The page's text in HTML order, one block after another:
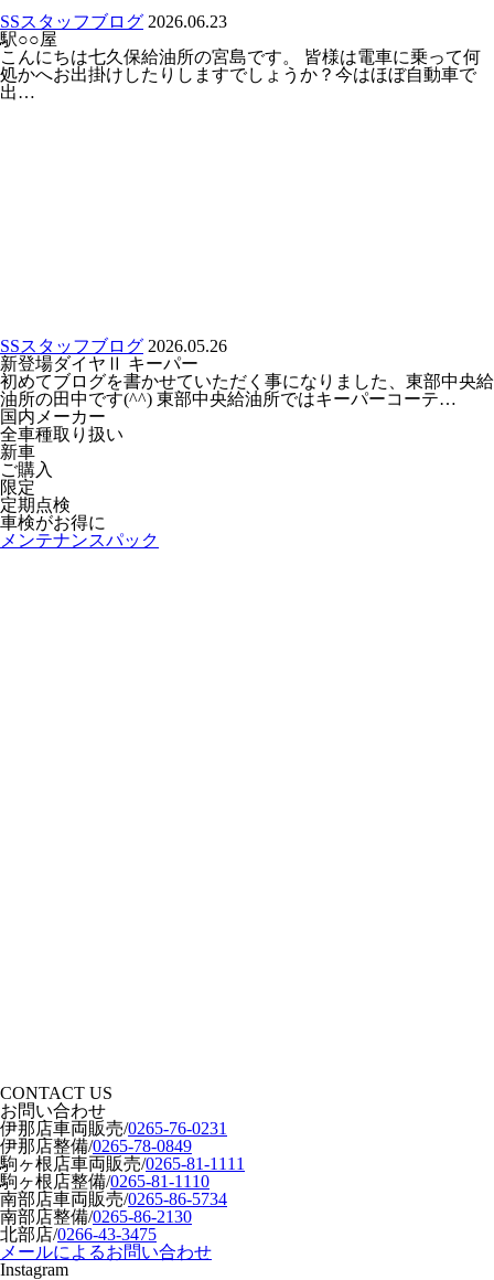
SSスタッフブログ 2026.06.23
駅○○屋
こんにちは七久保給油所の宮島です。 皆様は電車に乗って何
処かへお出掛けしたりしますでしょうか？今はほぼ自動車で
出…
SSスタッフブログ 2026.05.26
新登場ダイヤⅡ キーパー
初めてブログを書かせていただく事になりました、東部中央給
油所の田中です(^^) 東部中央給油所ではキーパーコーテ…
国内メーカー
全車種取り扱い
新車
ご購入
限定
定期点検
車検がお得に
メンテナンスパック
CONTACT US
お問い合わせ
伊那店車両販売/0265-76-0231
伊那店整備/0265-78-0849
駒ヶ根店車両販売/0265-81-1111
駒ヶ根店整備/0265-81-1110
南部店車両販売/0265-86-5734
南部店整備/0265-86-2130
北部店/0266-43-3475
メールによるお問い合わせ
Instagram